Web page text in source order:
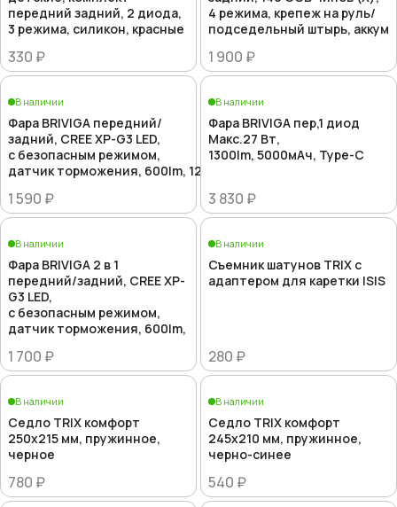
передний задний, 2 диода,
3 режима, силикон, красные
330 ₽
4 режима, крепеж на руль/
подседельный штырь, аккум
1 900 ₽
В наличии
Фара BRIVIGA передний/
задний, CREE XP-G3 LED,
с безопасным режимом,
датчик торможения, 600lm, 1200,
1 590 ₽
В наличии
Фара BRIVIGA пер,1 диод
Макс.27 Вт,
1300lm, 5000мАч, Type-C
3 830 ₽
В наличии
Фара BRIVIGA 2 в 1
передний/задний, CREE XP-
G3 LED,
с безопасным режимом,
датчик торможения, 600lm,
1 700 ₽
В наличии
Съемник шатунов TRIX с
адаптером для каретки ISIS
280 ₽
В наличии
Седло TRIX комфорт
250x215 мм, пружинное,
черное
780 ₽
В наличии
Седло TRIX комфорт
245x210 мм, пружинное,
черно-синее
540 ₽